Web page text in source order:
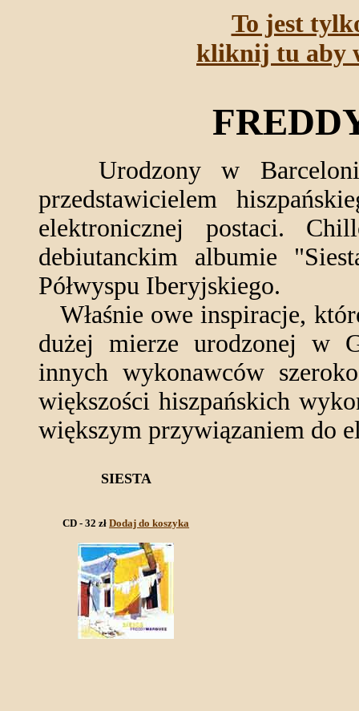
To jest
kliknij tu aby
Urodzony w
przedstawicielem
elektronicznej postaci.
debiutanckim albumie
Półwyspu Iberyjskiego.
Właśnie owe inspiracje,
dużej mierze urodzonej w
innych wykonawców
większości hiszpańskich
większym przywiązaniem do
SIESTA
CD - 32 złDodaj do koszyka